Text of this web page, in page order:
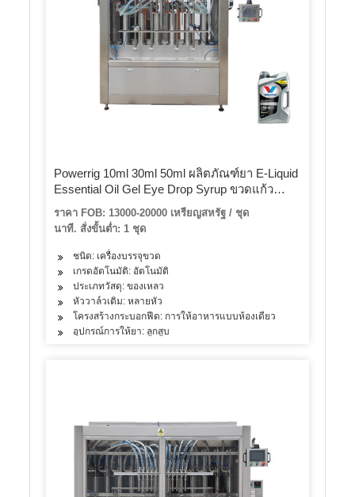
Powerrig 10ml 30ml 50ml ผลิตภัณฑ์ยา E-Liquid
Essential Oil Gel Eye Drop Syrup ขวดแก้ว
ขนาดเล็กเครื่องบรรจุขวด
ราคา FOB: 13000-20000 เหรียญสหรัฐ / ชุด
นาที. สั่งขั้นต่ำ: 1 ชุด
ชนิด: เครื่องบรรจุขวด
เกรดอัตโนมัติ: อัตโนมัติ
ประเภทวัสดุ: ของเหลว
หัววาล์วเติม: หลายหัว
โครงสร้างกระบอกฟีด: การให้อาหารแบบห้องเดียว
อุปกรณ์การให้ยา: ลูกสูบ